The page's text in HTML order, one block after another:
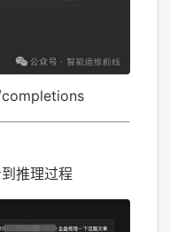
completions
推理过程